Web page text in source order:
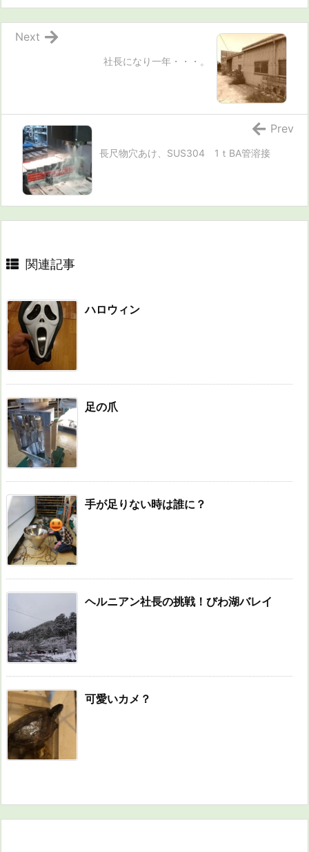
社長になり一年・・・。
Next
長尺物穴あけ、SUS304 1ｔBA管溶接
Prev
関連記事
ハロウィン
足の爪
手が足りない時は誰に？
ヘルニアン社長の挑戦！びわ湖バレイ
可愛いカメ？